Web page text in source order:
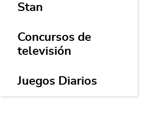
Stan
Concursos de
televisión
Juegos Diarios